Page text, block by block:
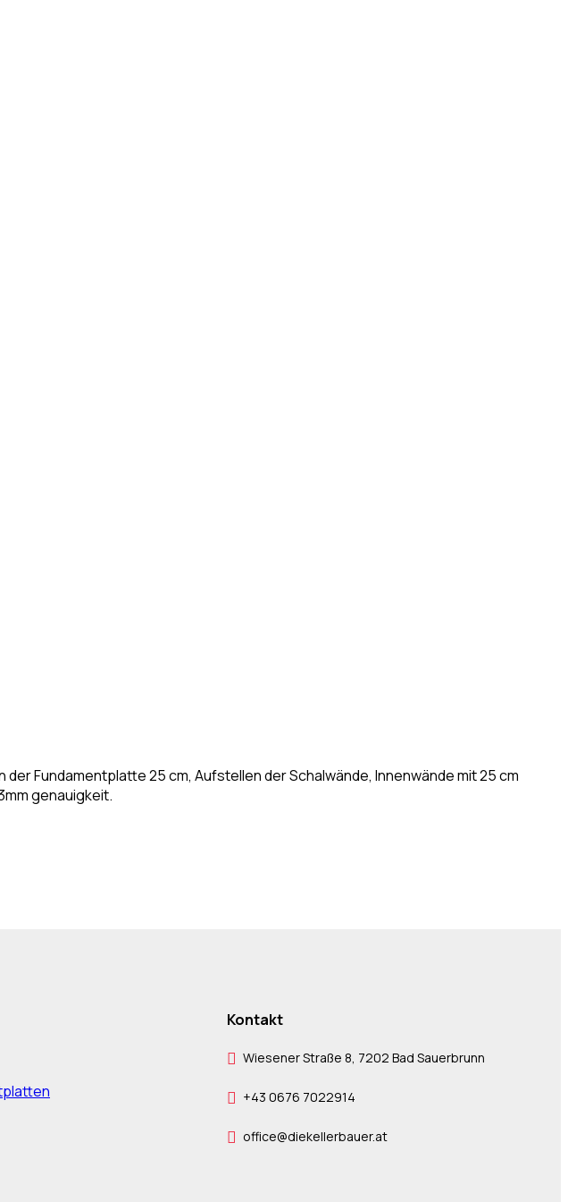
Fundamentplatte 25 cm, Aufstellen der Schalwände, Innenwände mit 25 cm
genauigkeit.
Kontakt
Wiesener Straße 8, 7202 Bad Sauerbrunn
+43 0676 7022914
office@diekellerbauer.at